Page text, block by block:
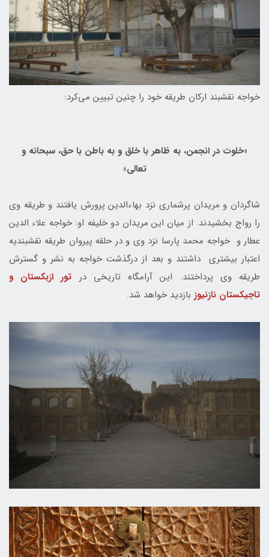
خواجه نقشبند ارکان طریقه خود را چنین تبیین می‌کرد:
«خلوت در انجمن، به ظاهر با خلق و به باطن با حق، سبحانه و
تعالی»
شاگردان و مریدان پرشماری نزد بهاءالدین پرورش یافتند و طریقه وی
را رواج بخشیدند. از میان این مریدان دو خلیفه او: خواجه علاء الدین
عطار و خواجه محمد پارسا نزد وی و در حلقه پیروان طریقه نقشبندیه
اعتبار بیشتری داشتند و بعد از درگذشت خواجه به نشر و گسترش
طریقه وی پرداختند. این آرامگاه تاریخی در تور ازبکستان و
تاجیکستان نازنیوز بازدید خواهد شد.